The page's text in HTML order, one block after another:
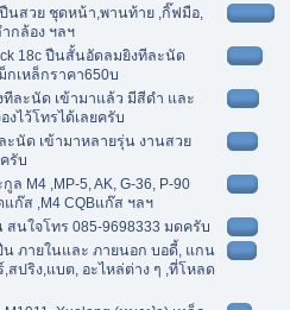
นสวย ชุดหน้า,พานท้าย ,กิ๊ฟมือ,
กล้อง ฯลฯ
18c ปืนสั้นอัดลมยิงทีละนัด
กเหล็กราคา650บ
ทีละนัด เข้ามาแล้ว มีสีดำ และ
งไว้โทรได้เลยครับ
นัด เข้ามาหลายรุ่น งานสวย
รับ
M4 ,MP-5, AK, G-36, P-90
แก๊ส ,M4 CQBแก๊ส ฯลฯ
นใจโทร 085-9698333 มดครับ
ภายในและ ภายนอก บอดี้, แกน
สปริง,แบต, อะไหล่ต่าง ๆ ,ที่โหลด